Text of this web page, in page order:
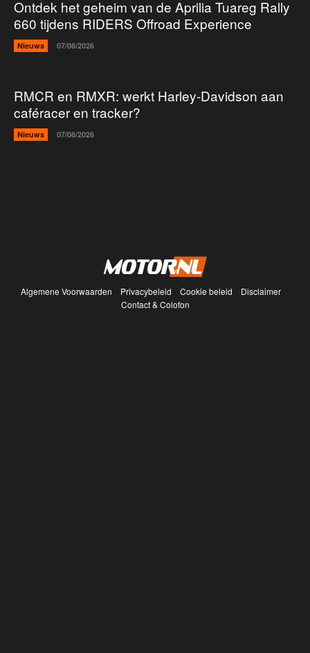
Ontdek het geheim van de Aprilia Tuareg Rally
660 tijdens RIDERS Offroad Experience
Nieuws 07/08/2026
RMCR en RMXR: werkt Harley-Davidson aan
caféracer en tracker?
Nieuws 07/08/2026
Algemene Voorwaarden Privacybeleid Cookie beleid
Disclaimer
Contact & Colofon